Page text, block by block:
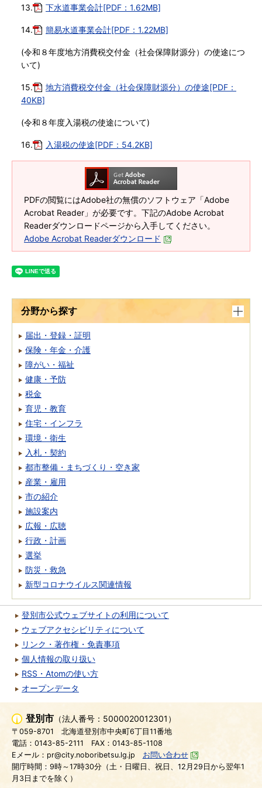
13. 下水道事業会計[PDF：1.62MB]
14. 簡易水道事業会計[PDF：1.22MB]
(令和８年度地方消費税交付金（社会保障財源分）の使途につ
いて)
15.
地方消費税交付金（社会保障財源分）の使途[PDF：
40KB]
(令和８年度入湯税の使途について)
16. 入湯税の使途[PDF：54.2KB]
PDFの閲覧にはAdobe社の無償のソフトウェア「Adobe
Acrobat Reader」が必要です。下記のAdobe Acrobat
Readerダウンロードページから入手してください。
Adobe Acrobat Readerダウンロード
分野から探す
届出・登録・証明
保険・年金・介護
障がい・福祉
健康・予防
税金
育児・教育
住宅・インフラ
環境・衛生
入札・契約
都市整備・まちづくり・空き家
産業・雇用
市の紹介
施設案内
広報・広聴
行政・計画
選挙
防災・救急
新型コロナウイルス関連情報
登別市公式ウェブサイトの利用について
ウェブアクセシビリティについて
リンク・著作権・免責事項
個人情報の取り扱い
RSS・Atomの使い方
オープンデータ
登別市 （法人番号：5000020012301）
〒059-8701
北海道登別市中央町6丁目11番地
電話：0143-85-2111
FAX：0143-85-1108
Eメール：pr@city.noboribetsu.lg.jp
お問い合わせ
開庁時間：9時～17時30分（土・日曜日、祝日、12月29日から翌年1
月3日までを除く）